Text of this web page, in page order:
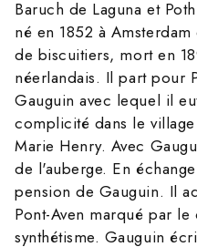
Baruch de Laguna et
né en 1852 à
de biscuitiers, mort en
néerlandais. Il part pour
Gauguin avec lequel il
complicité dans le
Marie Henry. Avec
de l'auberge. En
pension de Gauguin. Il
Pont-Aven marqué par
synthétisme. Gauguin